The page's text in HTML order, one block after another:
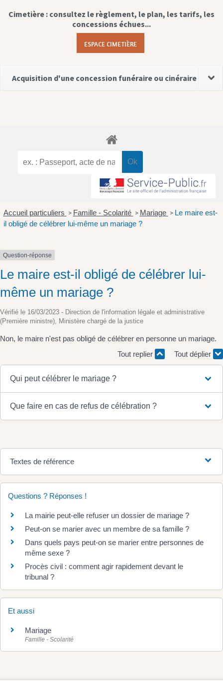
Cimetière : consultez le règlement, le plan, les tarifs, les
concessions échues...
ESPACE CIMETIÈRE
Acquisition d'une concession funéraire ou cinéraire
Accueil particuliers > Famille - Scolarité > Mariage > Le maire est-
il obligé de célébrer lui-même un mariage ?
Question-réponse
Le maire est-il obligé de célébrer lui-
même un mariage ?
Vérifié le 16/03/2023 - Direction de l'information légale et administrative
(Première ministre), Ministère chargé de la justice
Non, le maire n'est pas obligé de célébrer en personne un mariage.
Tout replier
Tout déplier
Qui peut célébrer le mariage ?
Que faire en cas de refus de célébration ?
Textes de référence
Questions ? Réponses !
La mairie peut-elle refuser un dossier de mariage ?
Peut-on se marier avec un membre de sa famille ?
Dans quels pays peut-on se marier entre personnes de
même sexe ?
Procès civil : comment agir rapidement devant le
tribunal ?
Et aussi
Mariage
Famille - Scolarité